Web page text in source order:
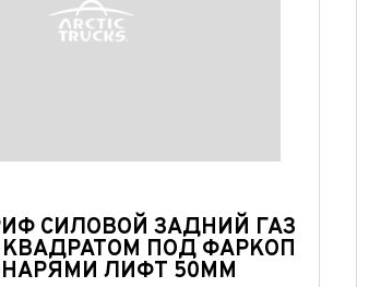
СИЛОВОЙ ЗАДНИЙ ГАЗ
КВАДРАТОМ ПОД ФАРКОП
ЛИФТ 50ММ
Отправить